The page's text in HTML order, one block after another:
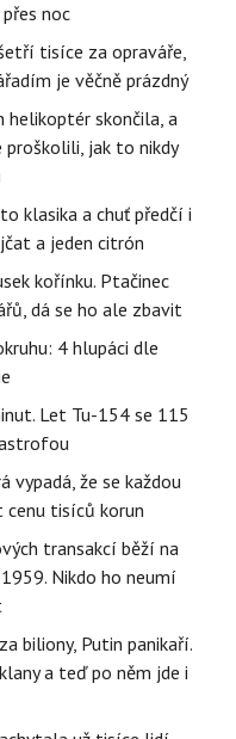
noc
tisíce za opraváře,
je věčně prázdný
helikoptér skončila, a
proškolili, jak to nikdy
klasika a chuť předčí i
a jeden citrón
kořínku. Ptačinec
dá se ho ale zbavit
4 hlupáci dle
Let Tu-154 se 115
vypadá, že se každou
tisíců korun
transakcí běží na
Nikdo ho neumí
biliony, Putin panikaří.
a teď po něm jde i